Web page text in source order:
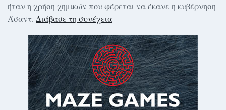
ήταν η χρήση χημικών που φέρεται να έκανε η κυβέρνηση
Άσαντ. Διάβασε τη συνέχεια